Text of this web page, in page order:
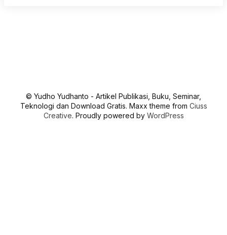
© Yudho Yudhanto - Artikel Publikasi, Buku, Seminar,
Teknologi dan Download Gratis. Maxx theme from Ciuss
Creative. Proudly powered by WordPress